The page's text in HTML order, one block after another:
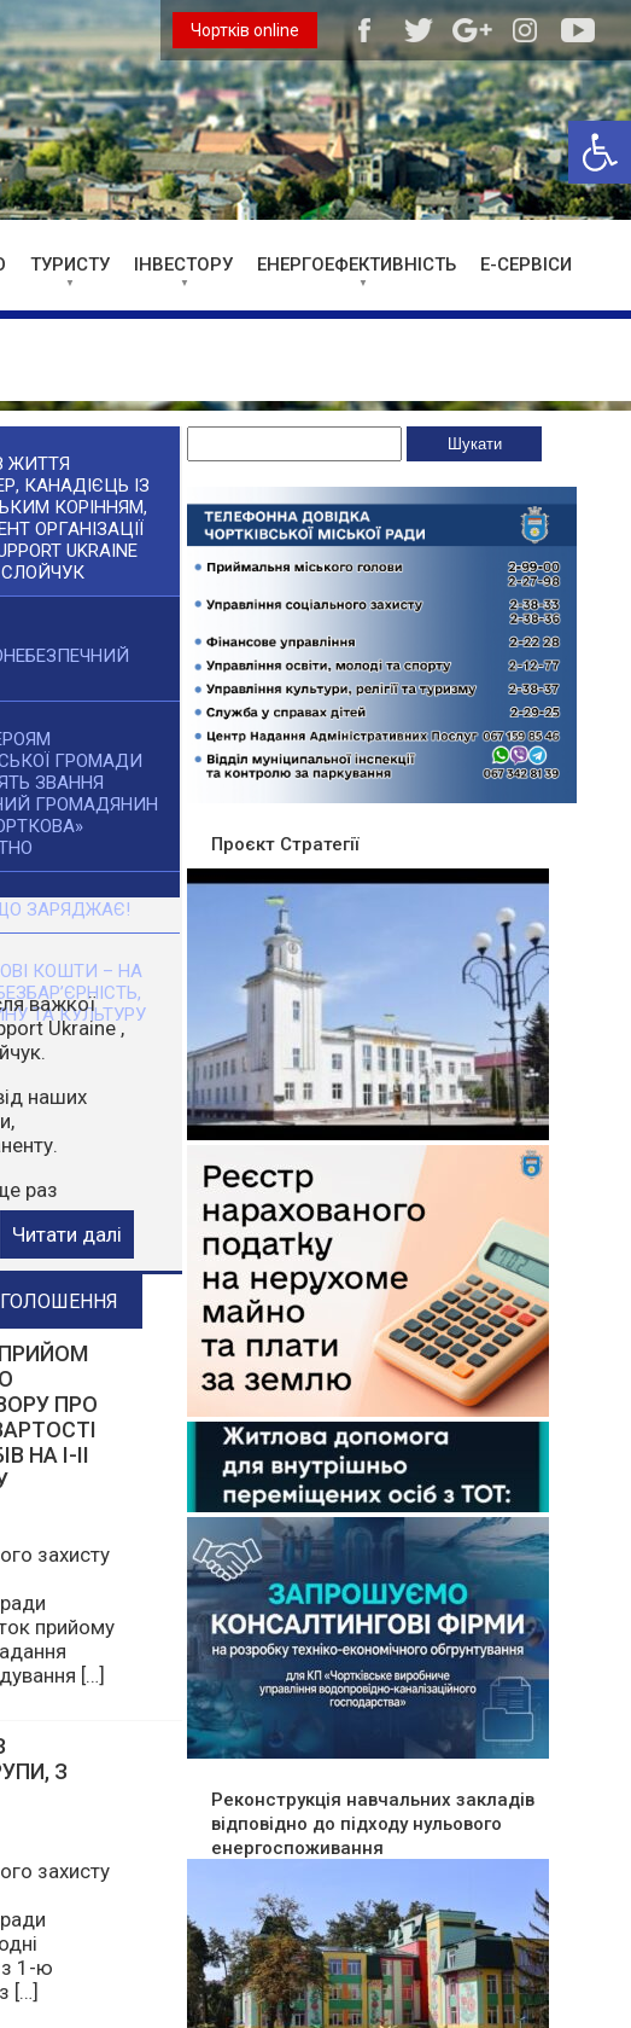
Чортків online
ТУРИСТУ ІНВЕСТОРУ ЕНЕРГОЕФЕКТИВНІСТЬ Е-СЕРВІСИ
ЖИТТЯ
КАНАДІЄЦЬ ІЗ
КОРІННЯМ,
ОРГАНІЗАЦІЇ
UKRAINE
ГРОМАДИ
ЗВАННЯ
ГРОМАДЯНИН
ЗАРЯДЖАЄ!
КОШТИ – НА
ТА КУЛЬТУРУ
Спека,
Читати далі
ПРО
НА І-ІІ
захисту
ради
[…]
З
захисту
Проєкт Стратегії
Реконструкція навчальних закладів
відповідно до підходу нульового
енергоспоживання